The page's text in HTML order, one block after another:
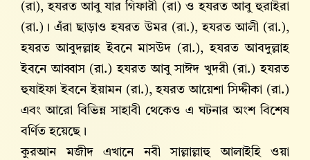
(রা), হযরত আবু যার গিফারী (রা) ও হযরত আবু হুরাইরা
(রা.)। এঁরা ছাড়াও হযরত উমর (রা.), হযরত আলী (রা.),
হযরত আবুদল্লাহ ইবনে মাসউদ (রা.), হযরত আবদুল্লাহ
ইবনে আব্বাস (রা.) হযরত আবু সাঈদ খুদরী (রা.) হযরত
হুযাইফা ইবনে ইয়ামন (রা.), হযরত আয়েশা সিদ্দীকা (রা.)
এবং আরো বিভিন্ন সাহাবী থেকেও এ ঘটনার অংশ বিশেষ
বর্ণিত হয়েছে।
কুরআন মজীদ এখানে নবী সাল্লাল্লাহু আলাইহি ওয়া